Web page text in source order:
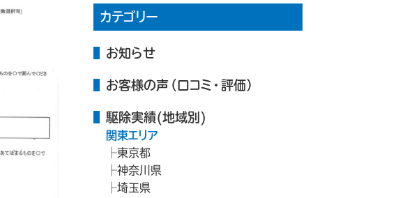
カテゴリー
お知らせ
お客様の声（口コミ・評価）
駆除実績(地域別)
関東エリア
東京都
神奈川県
埼玉県